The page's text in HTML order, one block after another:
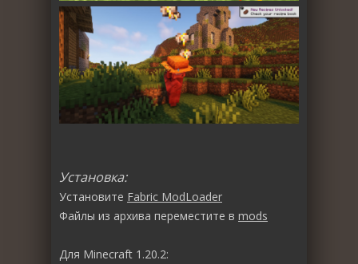
Установка:
Установите Fabric ModLoader
Файлы из архива переместите в mods
Для Minecraft 1.20.2: